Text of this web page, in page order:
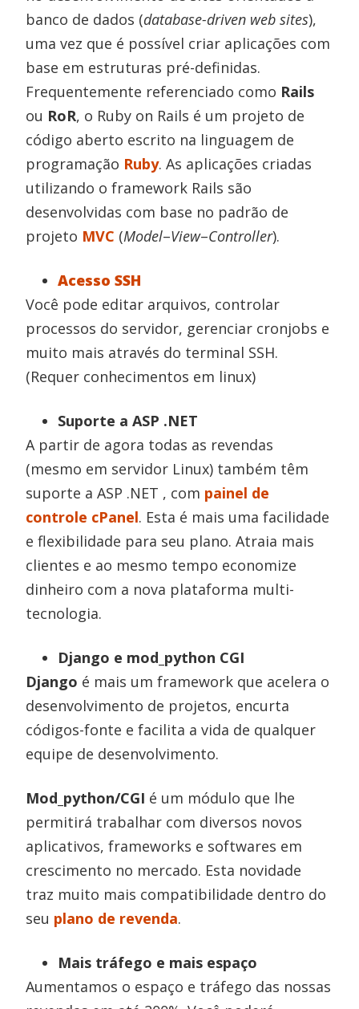
banco de dados (database-driven web sites),
uma vez que é possível criar aplicações com
base em estruturas pré-definidas.
Frequentemente referenciado como Rails
ou RoR, o Ruby on Rails é um projeto de
código aberto escrito na linguagem de
programação Ruby. As aplicações criadas
utilizando o framework Rails são
desenvolvidas com base no padrão de
projeto MVC (Model–View–Controller).
Acesso SSH
Você pode editar arquivos, controlar
processos do servidor, gerenciar cronjobs e
muito mais através do terminal SSH.
(Requer conhecimentos em linux)
Suporte a ASP .NET
A partir de agora todas as revendas
(mesmo em servidor Linux) também têm
suporte a ASP .NET , com painel de
controle cPanel. Esta é mais uma facilidade
e flexibilidade para seu plano. Atraia mais
clientes e ao mesmo tempo economize
dinheiro com a nova plataforma multi-
tecnologia.
Django e mod_python CGI
Django é mais um framework que acelera o
desenvolvimento de projetos, encurta
códigos-fonte e facilita a vida de qualquer
equipe de desenvolvimento.
Mod_python/CGI é um módulo que lhe
permitirá trabalhar com diversos novos
aplicativos, frameworks e softwares em
crescimento no mercado. Esta novidade
traz muito mais compatibilidade dentro do
seu plano de revenda.
Mais tráfego e mais espaço
Aumentamos o espaço e tráfego das nossas